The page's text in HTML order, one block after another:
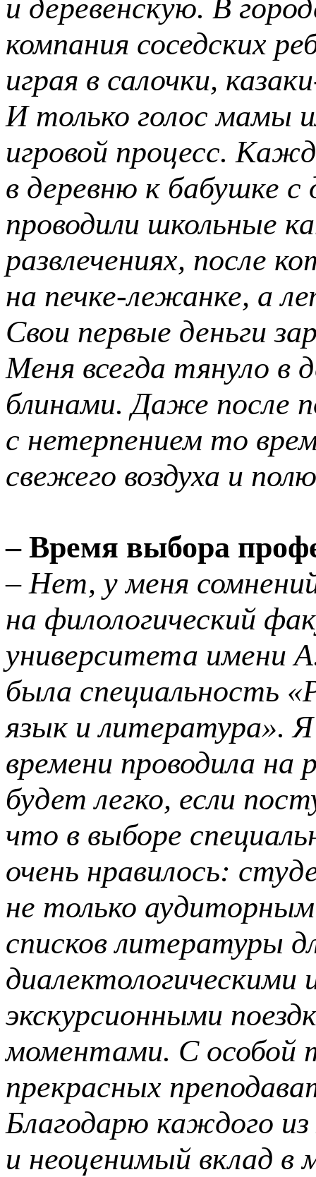
и деревенскую. В
компания соседских
играя в салочки,
И только голос мамы
игровой процесс.
в деревню к бабушке с
проводили школьные
развлечениях, после
на печке-лежанке, а
Свои первые деньги
Меня всегда тянуло в
блинами. Даже после
с нетерпением то
свежего воздуха и
– Время выбора
– Нет, у меня
на филологический
университета имени
была специальность
язык и литература».
времени проводила
будет легко, если
что в выборе
очень нравилось:
не только
списков литературы
экскурсионными
моментами. С особой
прекрасных
Благодарю каждого
и неоценимый вклад в